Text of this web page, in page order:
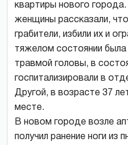
квартиры нового
женщины рассказали,
грабители, избили их и
тяжелом состоянии
травмой головы, в
госпитализировали в
Другой, в возрасте 37
месте.
В новом городе возле
получил ранение ноги из